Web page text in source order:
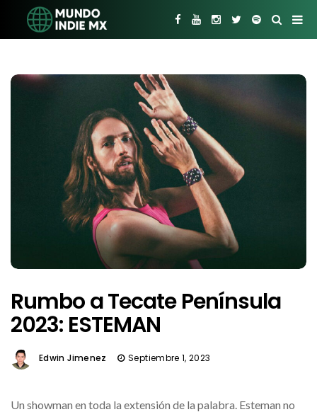
Rumbo a Tecate Península
2023: ESTEMAN
Edwin Jimenez Septiembre 1, 2023
Un showman en toda la extensión de la palabra. Esteman no